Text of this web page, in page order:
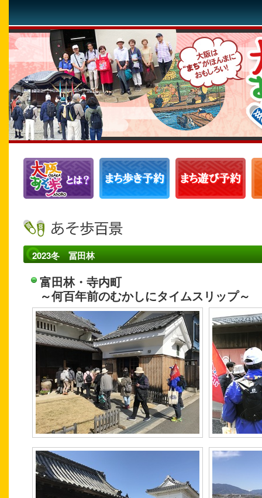
2023冬 冨田林
富田林・寺内町
～何百年前のむかしにタイムスリップ～